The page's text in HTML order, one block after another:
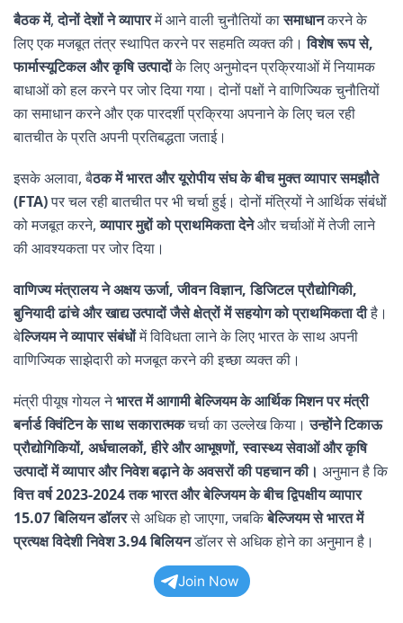
बैठक में,दोनों देशों ने व्यापारमें आने वाली चुनौतियों कासमाधानकरने के
लिए एक मजबूत तंत्र स्थापित करने पर सहमति व्यक्त की।विशेष रूप से,
फार्मास्यूटिकल और कृषि उत्पादोंके लिए अनुमोदन प्रक्रियाओं में नियामक
बाधाओं को हल करने पर जोर दिया गया। दोनों पक्षों ने वाणिज्यिक चुनौतियों
का समाधान करने और एक पारदर्शी प्रक्रिया अपनाने के लिए चल रही
बातचीत के प्रति अपनी प्रतिबद्धता जताई।
इसके अलावा, बैठक में भारत और यूरोपीय संघ के बीच मुक्त व्यापार समझौते
(FTA)पर चल रही बातचीत पर भी चर्चा हुई। दोनों मंत्रियों ने आर्थिक संबंधों
को मजबूत करने,व्यापार मुद्दों को प्राथमिकता देनेऔर चर्चाओं में तेजी लाने
की आवश्यकता पर जोर दिया।
वाणिज्य मंत्रालय ने अक्षय ऊर्जा, जीवन विज्ञान, डिजिटल प्रौद्योगिकी,
बुनियादी ढांचे और खाद्य उत्पादों जैसे क्षेत्रों में सहयोग को प्राथमिकता दीहै।
बेल्जियम ने व्यापार संबंधोंमें विविधता लाने के लिए भारत के साथ अपनी
वाणिज्यिक साझेदारी को मजबूत करने की इच्छा व्यक्त की।
मंत्री पीयूष गोयल नेभारत में आगामी बेल्जियम के आर्थिक मिशन पर मंत्री
बर्नार्ड क्विंटिन के साथ सकारात्मकचर्चा का उल्लेख किया।उन्होंने टिकाऊ
प्रौद्योगिकियों, अर्धचालकों, हीरे और आभूषणों, स्वास्थ्य सेवाओं और कृषि
उत्पादों में व्यापार और निवेश बढ़ाने के अवसरों की पहचान की। अनुमान है कि
वित्त वर्ष 2023-2024 तक भारत और बेल्जियम के बीच द्विपक्षीय व्यापार
15.07 बिलियन डॉलरसे अधिक हो जाएगा, जबकिबेल्जियम से भारत में
प्रत्यक्ष विदेशी निवेश 3.94 बिलियनडॉलर से अधिक होने का अनुमान है।
Join Now